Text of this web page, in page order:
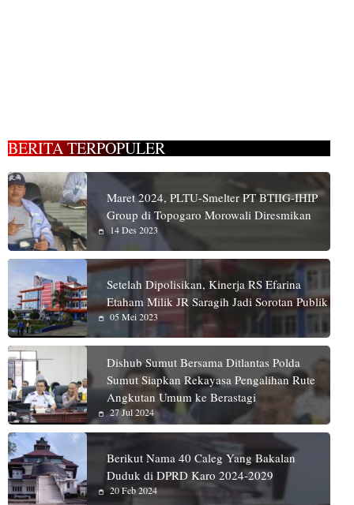
BERITA TERPOPULER
Maret 2024, PLTU-Smelter PT BTIIG-IHIP
Group di Topogaro Morowali Diresmikan
14 Des 2023
Setelah Dipolisikan, Kinerja RS Efarina
Etaham Milik JR Saragih Jadi Sorotan Publik
05 Mei 2023
Dishub Sumut Bersama Ditlantas Polda
Sumut Siapkan Rekayasa Pengalihan Rute
Angkutan Umum ke Berastagi
27 Jul 2024
Berikut Nama 40 Caleg Yang Bakalan
Duduk di DPRD Karo 2024-2029
20 Feb 2024